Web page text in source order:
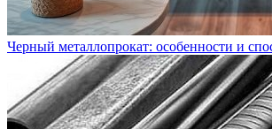
Черный металлопрокат: особенности и